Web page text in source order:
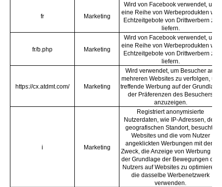
fr Marketing
Wird von Facebook verwendet, um
eine Reihe von Werbeprodukten wie
Echtzeitgebote von Drittwerbern zu
liefern.
fr/b.php Marketing
Wird von Facebook verwendet, um
eine Reihe von Werbeprodukten wie
Echtzeitgebote von Drittwerbern zu
liefern.
https://cx.atdmt.com/ Marketing
Wird verwendet, um Besucher auf
mehreren Websites zu verfolgen, um
treffende Werbung auf der Grundlage
der Präferenzen des Besuchers
anzuzeigen.
i Marketing
Registriert anonymisierte
Nutzerdaten, wie IP-Adressen, den
geografischen Standort, besuchte
Websites und die vom Nutzer
angeklickten Werbungen mit dem
Zweck, die Anzeige von Werbung auf
der Grundlage der Bewegungen des
Nutzers auf Websites zu optimieren,
die dasselbe Werbenetzwerk
verwenden.